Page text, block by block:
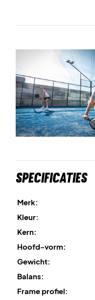
Specificaties
Merk:
Kleur:
Kern:
Hoofd-vorm:
Gewicht:
Balans:
Frame profiel: